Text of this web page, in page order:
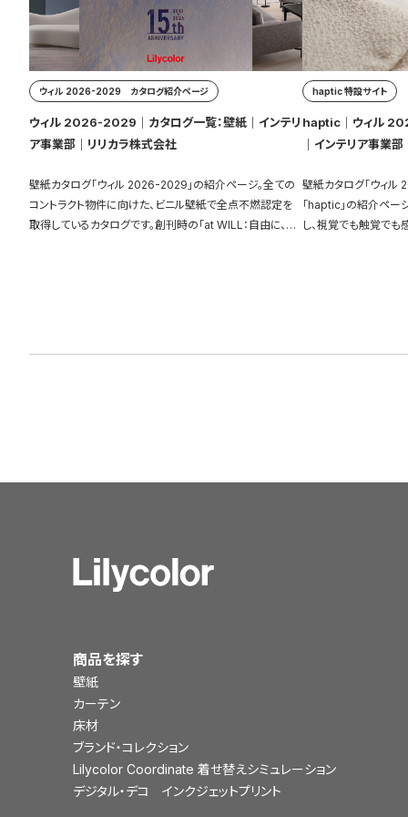
ウィル 2026-2029 カタログ紹介ページ
ウィル 2026-2029｜カタログ一覧：壁紙｜インテリ
ア事業部｜リリカラ株式会社
壁紙カタログ「ウィル 2026-2029」の紹介ページ。全ての
コントラクト物件に向けた、ビニル壁紙で全点不燃認定を
取得しているカタログです。創刊時の「at WILL：自由に、自
haptic 特設サイト
haptic｜ウィル
｜インテリア事業
壁紙カタログ「ウィ
「haptic」の紹介ペー
し、視覚でも触覚でも
商品を探す
壁紙
カーテン
床材
ブランド・コレクション
Lilycolor Coordinate 着せ替えシミュレーション
デジタル・デコ インクジェットプリント